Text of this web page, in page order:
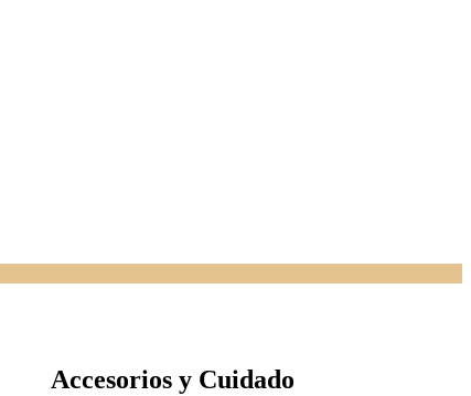
Accesorios y Cuidado